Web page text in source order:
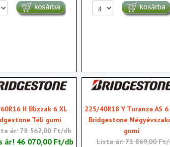
H Blizzak 6 XL
Téli gumi
ár: 78 562,00 Ft/db
ár! 46 070,00 Ft/db
225/40R18 Y Turanza AS 6
Bridgestone
gumi
Lista ár: 71 869,00